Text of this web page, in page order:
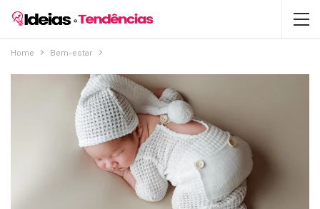
Home Bem-estar